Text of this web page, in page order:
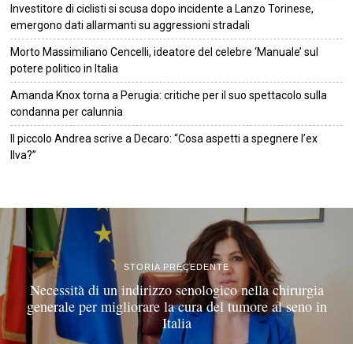
Investitore di ciclisti si scusa dopo incidente a Lanzo Torinese,
emergono dati allarmanti su aggressioni stradali
Morto Massimiliano Cencelli, ideatore del celebre ‘Manuale’ sul
potere politico in Italia
Amanda Knox torna a Perugia: critiche per il suo spettacolo sulla
condanna per calunnia
Il piccolo Andrea scrive a Decaro: “Cosa aspetti a spegnere l’ex
Ilva?”
STORIA PRECEDENTE
Necessità di un indirizzo senologico nella chirurgia
generale per migliorare la cura del tumore al seno in
Italia